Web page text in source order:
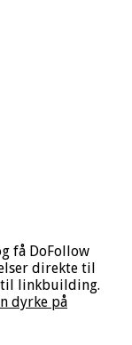
få DoFollow
direkte til
til linkbuilding.
dyrke på